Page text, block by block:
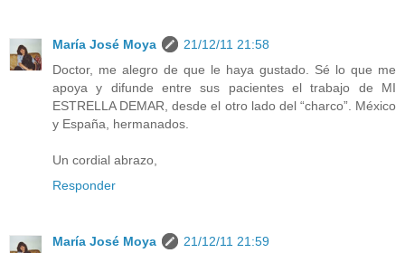
María José Moya
21/12/11 21:58
Doctor, me alegro de que le haya gustado. Sé lo que me
apoya y difunde entre sus pacientes el trabajo de MI
ESTRELLA DEMAR, desde el otro lado del “charco”. México
y España, hermanados.
Un cordial abrazo,
Responder
María José Moya
21/12/11 21:59